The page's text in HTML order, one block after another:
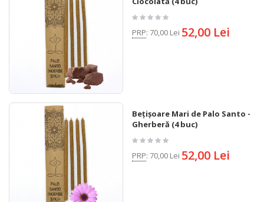
PRP: 70,00 Lei 52,00 Lei
Bețișoare Mari de Palo Santo -
Gherberă (4 buc)
PRP: 70,00 Lei 52,00 Lei